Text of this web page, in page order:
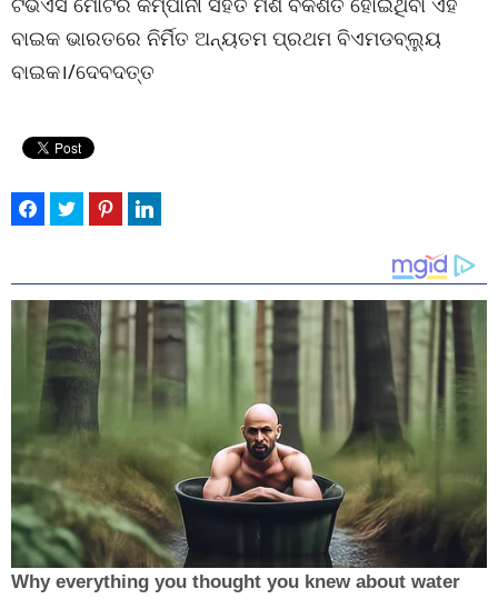
ବାଇକ ଭାରତରେ ନିର୍ମିତ ଅନ୍ୟତମ ପ୍ରଥମ ବିଏମଡବ୍ଲ୍ୟୁ
ବାଇକ।/ଦେବଦତ୍ତ